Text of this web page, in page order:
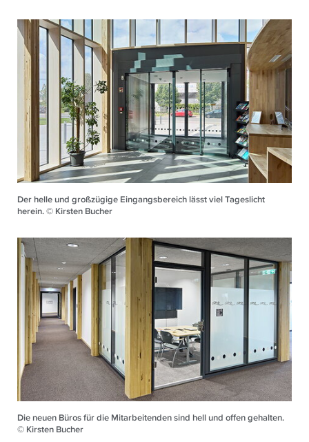
Der helle und großzügige Eingangsbereich lässt viel Tageslicht
herein. © Kirsten Bucher
Die neuen Büros für die Mitarbeitenden sind hell und offen gehalten.
© Kirsten Bucher